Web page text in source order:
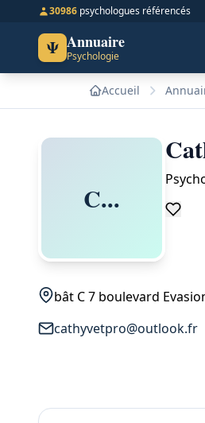
30986 psychologues référencés
Ψ Annuaire
Psychologie
Accueil
C...
bât C 7 boulevard
cathyvetpro@outlook.fr